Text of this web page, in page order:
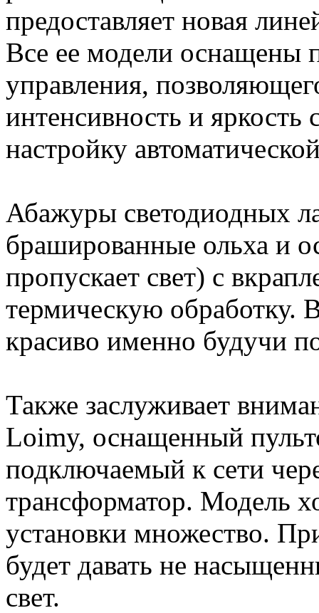
предоставляет новая
Все ее модели оснащены
управления,
интенсивность и яркость
настройку
Абажуры светодиодных
брашированные ольха и
пропускает свет) с
термическую обработку.
красиво именно будучи
Также заслуживает
Loimy, оснащенный
подключаемый к сети
трансформатор. Модель
установки множество.
будет давать не
свет.